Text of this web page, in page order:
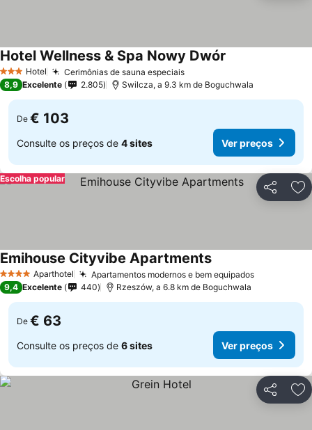
3 EstrelasHotel Cerimônias de sauna especiais
Hotel Wellness & Spa Nowy Dwór
8,9 Excelente 2.805 Swilcza, a 9.3 km de Boguchwala
De € 103
Consulte os preços de 4 sites Ver preços
Partilhar
Escolha popular
4 EstrelasAparthotel Apartamentos modernos e bem equipados
Emihouse Cityvibe Apartments
9,4 Excelente 440 Rzeszów, a 6.8 km de Boguchwala
De € 63
Consulte os preços de 6 sites Ver preços
Partilhar